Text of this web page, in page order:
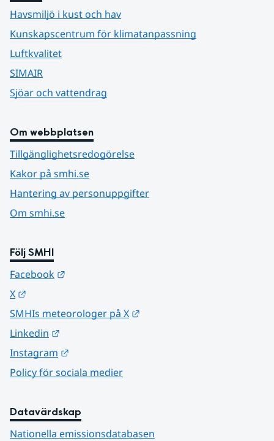
Havsmiljö i kust och hav
Kunskapscentrum för klimatanpassning
Luftkvalitet
SIMAIR
Sjöar och vattendrag
Om webbplatsen
Tillgänglighetsredogörelse
Kakor på smhi.se
Hantering av personuppgifter
Om smhi.se
Följ SMHI
Facebook
X
SMHIs meteorologer på X
Linkedin
Instagram
Policy för sociala medier
Datavärdskap
Nationella emissionsdatabasen